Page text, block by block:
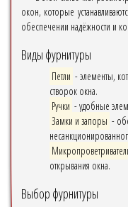
окон, которые
обеспечении надёжности и
Виды фурнитуры
Петли - элементы,
створок окна.
Ручки - удобные
Замки и запоры -
открывания окна.
Выбор фурнитуры